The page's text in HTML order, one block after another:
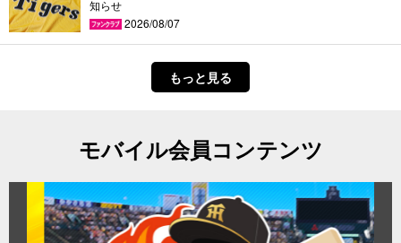
知らせ
2026/08/07
もっと見る
モバイル会員コンテンツ